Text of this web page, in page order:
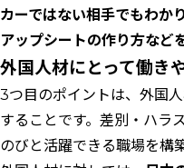
カーではない相手でもわか
アップシートの作り方など
外国人材にとって働き
3つ目のポイントは、外国
することです。差別・ハラ
のびと活躍できる職場を構